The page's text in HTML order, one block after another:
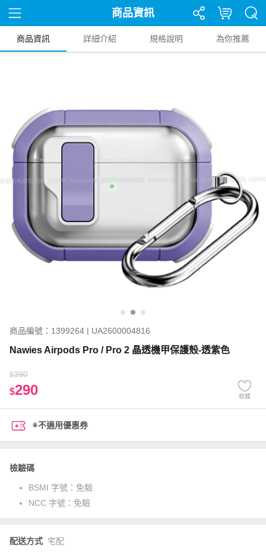
商品資訊
商品資訊 詳細介紹 規格說明 為你推薦
商品編號：1399264 | UA2600004816
Nawies Airpods Pro / Pro 2 晶透機甲保護殼-透紫色
$390
$290 收藏
※不適用優惠券
檢驗碼
BSMI 字號： 免驗
NCC 字號： 免驗
配送方式 宅配